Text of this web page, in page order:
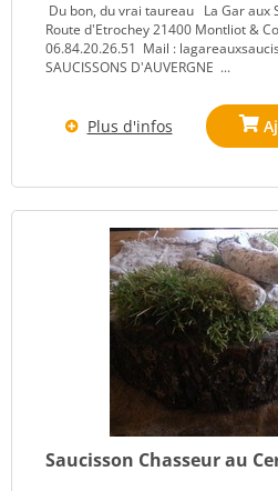
Du bon, du vrai taureau La Gar aux
Route d'Etrochey 21400 Montliot &
06.84.20.26.51 Mail :
SAUCISSONS D'AUVERGNE ...
Plus d'infos
Saucisson Chasseur au